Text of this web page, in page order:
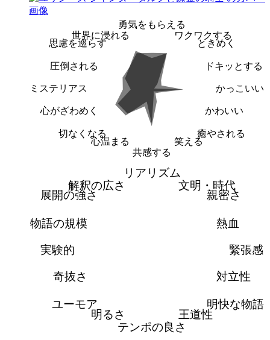
勇気をもらえる
ワクワクする
ときめく
ドキッとする
かっこいい
かわいい
癒やされる
笑える
共感する
心温まる
切なくなる
心がざわめく
ミステリアス
圧倒される
思慮を巡らす
世界に浸れる
リアリズム
文明・時代
親密さ
熱血
緊張感
対立性
明快な物語
王道性
テンポの良さ
明るさ
ユーモア
奇抜さ
実験的
物語の規模
展開の強さ
解釈の広さ